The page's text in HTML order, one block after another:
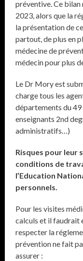
préventive. Ce bilan
2023, alors que la
la présentation de
partout, de plus en
médecine de
médecin pour plus
Le Dr Mory est
charge tous les
départements du
enseignants 2nd
administratifs…)
Risques pour leur
conditions de
l’Education
personnels.
Pour les visites
calculs et il faudrait
respecter la
prévention ne fait
assurer :